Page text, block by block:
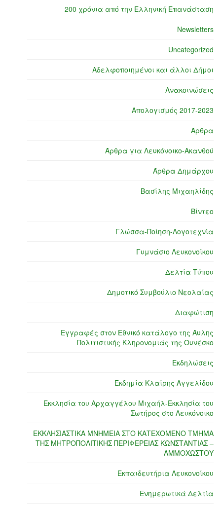
200 χρόνια από την Ελληνική Επανάσταση
Newsletters
Uncategorized
Αδελφοποιημένοι και άλλοι Δήμοι
Ανακοινώσεις
Απολογισμός 2017-2023
Άρθρα
Άρθρα για Λευκόνοικο-Ακανθού
Άρθρα Δημάρχου
Βασίλης Μιχαηλίδης
Βίντεο
Γλώσσα-Ποίηση-Λογοτεχνία
Γυμνάσιο Λευκονοίκου
Δελτία Τύπου
Δημοτικό Συμβούλιο Νεολαίας
Διαφώτιση
Εγγραφές στον Εθνικό κατάλογο της Άυλης
Πολιτιστικής Κληρονομιάς της Ουνέσκο
Εκδηλώσεις
Εκδημία Κλαίρης Αγγελίδου
Εκκλησία του Αρχαγγέλου Μιχαήλ-Εκκλησία του
Σωτήρος στο Λευκόνοικο
ΕΚΚΛΗΣΙΑΣΤΙΚΑ ΜΝΗΜΕΙΑ ΣΤΟ ΚΑΤΕΧΟΜΕΝΟ ΤΜΗΜΑ
ΤΗΣ ΜΗΤΡΟΠΟΛΙΤΙΚΗΣ ΠΕΡΙΦΕΡΕΙΑΣ ΚΩΝΣΤΑΝΤΙΑΣ –
ΑΜΜΟΧΩΣΤΟΥ
Εκπαιδευτήρια Λευκονοίκου
Ενημερωτικά Δελτία